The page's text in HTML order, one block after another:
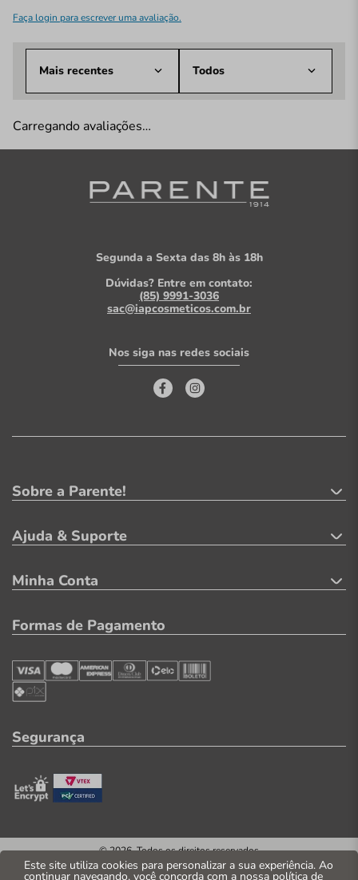
Este site utiliza cookies para personalizar a sua experiência. Ao
continuar navegando, você concorda com a nossapolítica de
Faça login para escrever uma avaliação.
Mais recentes Todos
Carregando avaliações…
Segunda a Sexta das 8h às 18h
Dúvidas? Entre em contato:
(85) 9991-3036
sac@iapcosmeticos.com.br
Nos siga nas redes sociais
Sobre a Parente!
Ajuda & Suporte
Minha Conta
Formas de Pagamento
Segurança
© 2026. Todos os direitos reservados
CNPJ: 04.569.071/0002-41
Casa Parente Comércio e Indústria LTDA